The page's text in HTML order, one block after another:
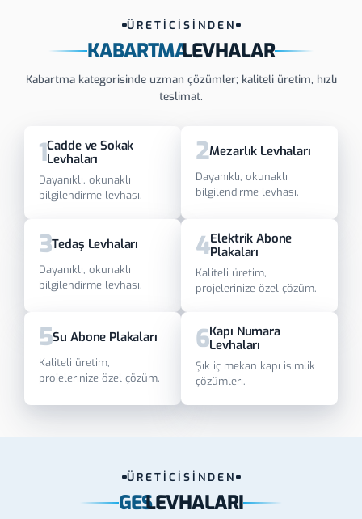
ÜRETİCİSİNDEN
KABARTMALEVHALAR
Kabartma kategorisinde uzman çözümler; kaliteli üretim, hızlı
teslimat.
1Cadde ve Sokak
Levhaları
Dayanıklı, okunaklı
bilgilendirme levhası.
2Mezarlık Levhaları
Dayanıklı, okunaklı
bilgilendirme levhası.
3Tedaş Levhaları
Dayanıklı, okunaklı
bilgilendirme levhası.
4Elektrik Abone
Plakaları
Kaliteli üretim,
projelerinize özel çözüm.
5Su Abone Plakaları
Kaliteli üretim,
projelerinize özel çözüm.
6Kapı Numara
Levhaları
Şık iç mekan kapı isimlik
çözümleri.
ÜRETİCİSİNDEN
GESLEVHALARI